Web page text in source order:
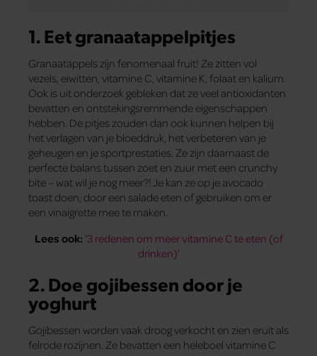
1. Eet granaatappelpitjes
Granaatappels zijn fenomenaal fruit! Ze zitten vol
vezels, eiwitten, vitamine C, vitamine K, folaat en kalium.
Ook is uit onderzoek gebleken dat ze veel antioxidanten
bevatten en ontstekingsremmende eigenschappen
hebben. De pitjes zouden dan ook kunnen helpen bij
het verlagen van je bloeddruk, het verbeteren van je
geheugen en je sportprestaties. Ze zijn daarnaast de
perfecte balans tussen zoet en zuur met een crunchy
bite – wat wil je nog meer?! Je kan ze op je avocado
toast doen, door een salade eten of gebruiken om er
een vinaigrette mee te maken.
Lees ook: ‘3 redenen om meer vitamine C te eten (of
drinken)’
2. Doe gojibessen door je
yoghurt
Gojibessen worden vaak droog verkocht en zien eruit als
felrode rozijnen. Ze bevatten een heleboel vitamine C